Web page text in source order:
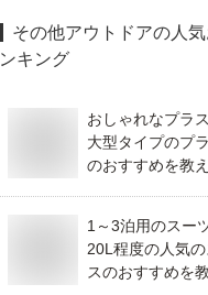
その他アウトドアの人
ンキング
おしゃれなプラ
大型タイプのプ
のおすすめを教
1～3泊用のスー
20L程度の人気
スのおすすめを